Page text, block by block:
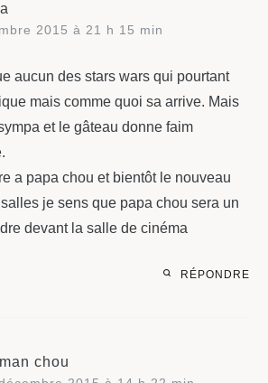
2015 à 21 h 15 min
aucun des stars wars qui pourtant
mais comme quoi sa arrive. Mais
et le gâteau donne faim
a papa chou et bientôt le nouveau
je sens que papa chou sera un
devant la salle de cinéma
RÉPONDRE
chou